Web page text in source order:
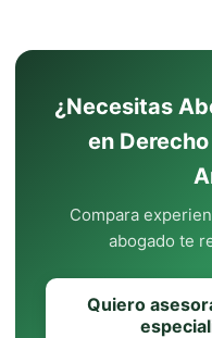
¿Necesitas
en
Compara
abogado te
Quiero